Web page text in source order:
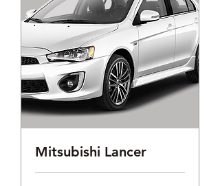
Mitsubishi Lancer